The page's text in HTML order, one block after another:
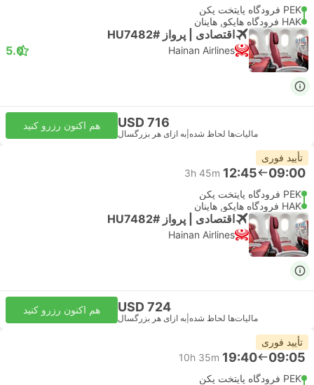
PEK فرودگاه پایتخت پکن
HAK فرودگاه هایکو, هاینان
اقتصادی | پرواز #HU7482
Hainan Airlines
5.0
USD 716
مالیات‌ها لحاظ شده به ازای هر بزرگسال
هم اکنون رزرو کنید
تأیید فوری
09:00
12:45
3h 45m
PEK فرودگاه پایتخت پکن
HAK فرودگاه هایکو, هاینان
اقتصادی | پرواز #HU7482
Hainan Airlines
USD 724
مالیات‌ها لحاظ شده به ازای هر بزرگسال
هم اکنون رزرو کنید
تأیید فوری
09:05
19:40
10h 35m
PEK فرودگاه پایتخت پکن